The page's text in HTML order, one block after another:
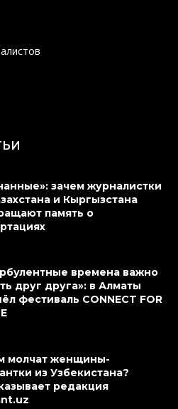
зачем журналистки
и Кыргызстана
память о
времена важно
друг друга»: в Алматы
фестиваль CONNECT FOR
молчат женщины-
из Узбекистана?
редакция